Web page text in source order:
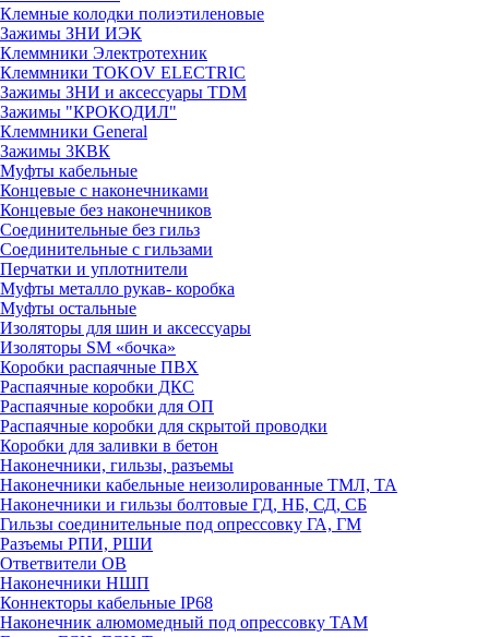
Клемные колодки полиэтиленовые
Зажимы ЗНИ ИЭК
Клеммники Электротехник
Клеммники TOKOV ELECTRIC
Зажимы ЗНИ и аксессуары TDM
Зажимы "КРОКОДИЛ"
Клеммники General
Зажимы 3КВК
Муфты кабельные
Концевые с наконечниками
Концевые без наконечников
Соединительные без гильз
Соединительные с гильзами
Перчатки и уплотнители
Муфты металло рукав- коробка
Муфты остальные
Изоляторы для шин и аксессуары
Изоляторы SM «бочка»
Коробки распаячные ПВХ
Распаячные коробки ДКС
Распаячные коробки для ОП
Распаячные коробки для скрытой проводки
Коробки для заливки в бетон
Наконечники, гильзы, разъемы
Наконечники кабельные неизолированные ТМЛ, ТА
Наконечники и гильзы болтовые ГД, НБ, СД, СБ
Гильзы соединительные под опрессовку ГА, ГМ
Разъемы РПИ, РШИ
Ответвители ОВ
Наконечники НШП
Коннекторы кабельные IP68
Наконечник алюмомедный под опрессовку ТАМ